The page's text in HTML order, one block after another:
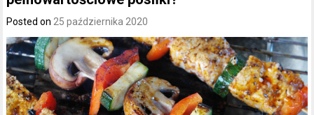
Posted on 25 października 2020